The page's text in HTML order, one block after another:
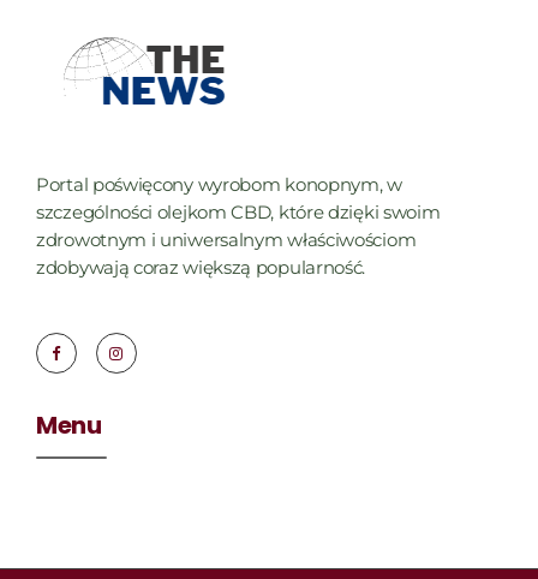
Portal poświęcony wyrobom konopnym, w
szczególności olejkom CBD, które dzięki swoim
zdrowotnym i uniwersalnym właściwościom
zdobywają coraz większą popularność.
Menu